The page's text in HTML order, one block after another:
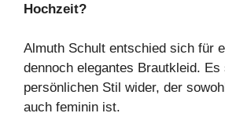
Hochzeit?
Almuth Schult entschied sich für
dennoch elegantes Brautkleid. Es
persönlichen Stil wider, der
auch feminin ist.